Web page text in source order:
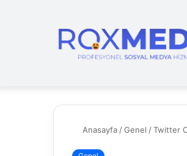
Anasayfa /Genel /Twitter